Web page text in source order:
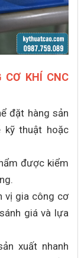
CƠ KHÍ CNC
đặt hàng sản
kỹ thuật hoặc
được kiểm
vị gia công cơ
giá và lựa
xuất nhanh